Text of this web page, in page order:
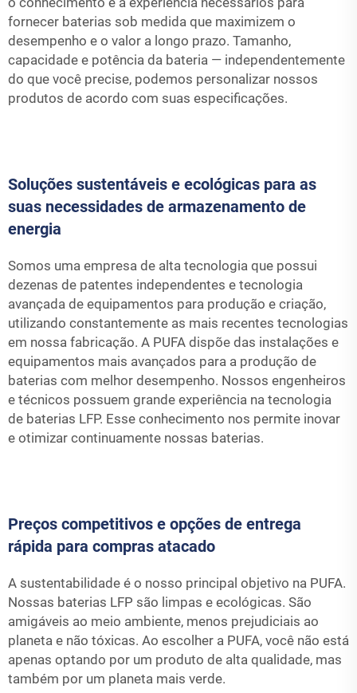
fornecer baterias sob medida que maximizem o
desempenho e o valor a longo prazo. Tamanho,
capacidade e potência da bateria — independentemente
do que você precise, podemos personalizar nossos
produtos de acordo com suas especificações.
Soluções sustentáveis e ecológicas para as
suas necessidades de armazenamento de
energia
Somos uma empresa de alta tecnologia que possui
dezenas de patentes independentes e tecnologia
avançada de equipamentos para produção e criação,
utilizando constantemente as mais recentes tecnologias
em nossa fabricação. A PUFA dispõe das instalações e
equipamentos mais avançados para a produção de
baterias com melhor desempenho. Nossos engenheiros
e técnicos possuem grande experiência na tecnologia
de baterias LFP. Esse conhecimento nos permite inovar
e otimizar continuamente nossas baterias.
Preços competitivos e opções de entrega
rápida para compras atacado
A sustentabilidade é o nosso principal objetivo na PUFA.
Nossas baterias LFP são limpas e ecológicas. São
amigáveis ao meio ambiente, menos prejudiciais ao
planeta e não tóxicas. Ao escolher a PUFA, você não está
apenas optando por um produto de alta qualidade, mas
também por um planeta mais verde.